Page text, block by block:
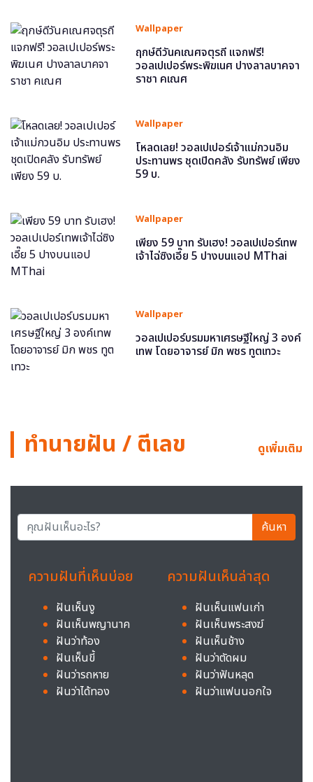
Wallpaper
ฤกษ์ดีวันคเณศจตุรถี แจกฟรี!
วอลเปเปอร์พระพิฆเนศ ปางลาลบาคจา
ราชา คเณศ
Wallpaper
โหลดเลย! วอลเปเปอร์เจ้าแม่กวนอิม
ประทานพร ชุดเปิดคลัง รับทรัพย์ เพียง
59 บ.
Wallpaper
เพียง 59 บาท รับเฮง! วอลเปเปอร์เทพ
เจ้าไฉ่ซิงเอี๊ย 5 ปางบนแอป MThai
Wallpaper
วอลเปเปอร์บรมมหาเศรษฐีใหญ่ 3 องค์
เทพ โดยอาจารย์ มิก พชร ทูตเทวะ
ทำนายฝัน / ตีเลข ดูเพิ่มเติม
ค้นหา
ความฝันที่เห็นบ่อย
ฝันเห็นงู
ฝันเห็นพญานาค
ฝันว่าท้อง
ฝันเห็นขี้
ฝันว่ารถหาย
ฝันว่าได้ทอง
ความฝันเห็นล่าสุด
ฝันเห็นแฟนเก่า
ฝันเห็นพระสงฆ์
ฝันเห็นช้าง
ฝันว่าตัดผม
ฝันว่าฟันหลุด
ฝันว่าแฟนนอกใจ